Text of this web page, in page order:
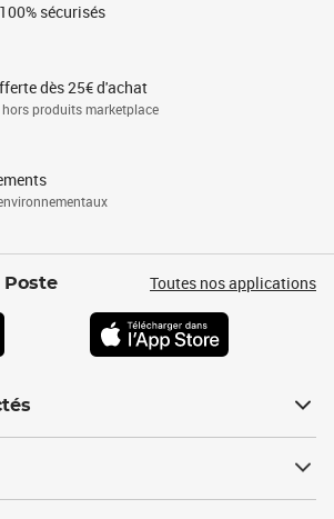
sécurisés
dès 25€ d'achat
produits marketplace
Toutes nos applications